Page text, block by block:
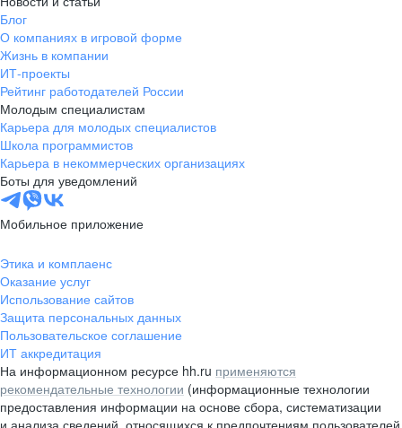
Блог
О компаниях в игровой форме
Жизнь в компании
ИТ-проекты
Рейтинг работодателей России
Молодым специалистам
Карьера для молодых специалистов
Школа программистов
Карьера в некоммерческих организациях
Боты для уведомлений
Мобильное приложение
Этика и комплаенс
Оказание услуг
Использование сайтов
Защита персональных данных
Пользовательское соглашение
ИТ аккредитация
На информационном ресурсе hh.ru применяются
рекомендательные технологии (информационные технологии
предоставления информации на основе сбора, систематизации
и анализа сведений, относящихся к предпочтениям пользователей